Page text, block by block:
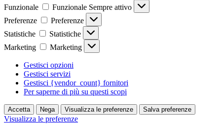
Funzionale
Funzionale Sempre attivo
Preferenze
Preferenze
Statistiche
Statistiche
Marketing
Marketing
Gestisci opzioni
Gestisci servizi
Gestisci {vendor_count} fornitori
Per saperne di più su questi scopi
Accetta Nega Visualizza le preferenze Salva preferenze
Visualizza le preferenze